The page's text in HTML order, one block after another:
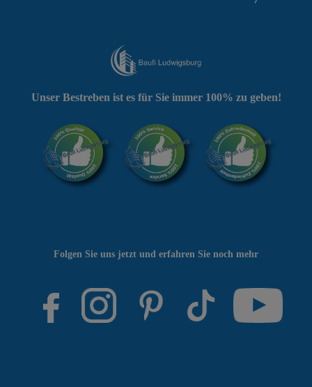
Folgen Sie uns jetzt und erfahren Sie noch mehr
Unser Bestreben ist es für Sie immer 100% zu geben!